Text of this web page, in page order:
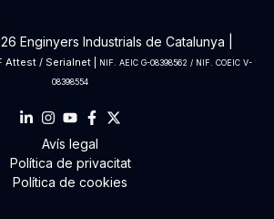
Enginyers Industrials de Catalunya |
Attest/ Serialnet|
NIF. AEIC G-08398562 / NIF. COEIC V-
08398554
Avís legal
Política de privacitat
Política de cookies